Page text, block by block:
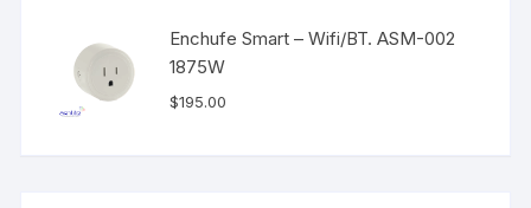
Enchufe Smart – Wifi/BT. ASM-002
1875W
$195.00